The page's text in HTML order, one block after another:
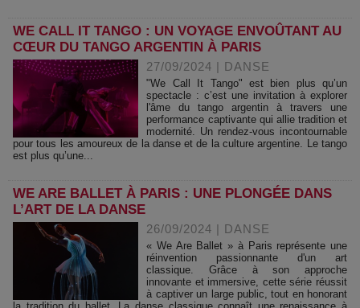
WE CALL IT TANGO : UN VOYAGE ENVOÛTANT AU
CŒUR DU TANGO ARGENTIN À PARIS
27/09/2024 | DANSE
"We Call It Tango" est bien plus qu’un
spectacle : c’est une invitation à explorer
l'âme du tango argentin à travers une
performance captivante qui allie tradition et
modernité. Un rendez-vous incontournable
pour tous les amoureux de la danse et de la culture argentine. Le tango
est plus qu’une...
WE ARE BALLET À PARIS : UNE PLONGÉE DANS
L’ART DE LA DANSE
26/09/2024 | DANSE
« We Are Ballet » à Paris représente une
réinvention passionnante d'un art
classique. Grâce à son approche
innovante et immersive, cette série réussit
à captiver un large public, tout en honorant